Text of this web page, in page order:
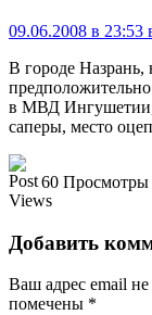
09.06.2008 в 23:53
В городе Назрань,
в МВД Ингушетии,
саперы, место
60 Просмотры
Добавить
Ваш адрес email не
помечены *